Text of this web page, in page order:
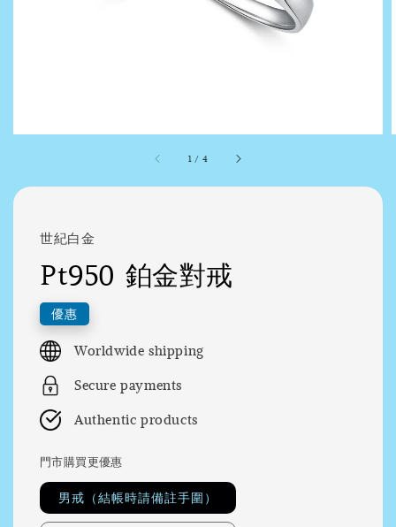
1 / 4
世紀白金
Pt950 鉑金對戒
優惠
Worldwide shipping
Secure payments
Authentic products
門市購買更優惠
男戒（結帳時請備註手圍）